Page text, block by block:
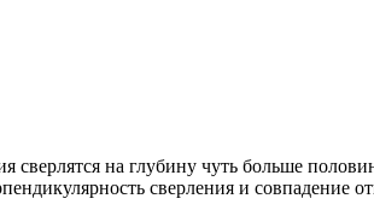
сверлятся на глубину чуть больше
сверления и совпадение